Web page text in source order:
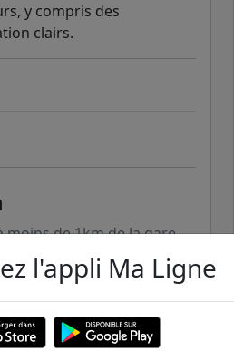
y compris des
clairs.
moins de 1km de la gare
l'appli Ma Ligne